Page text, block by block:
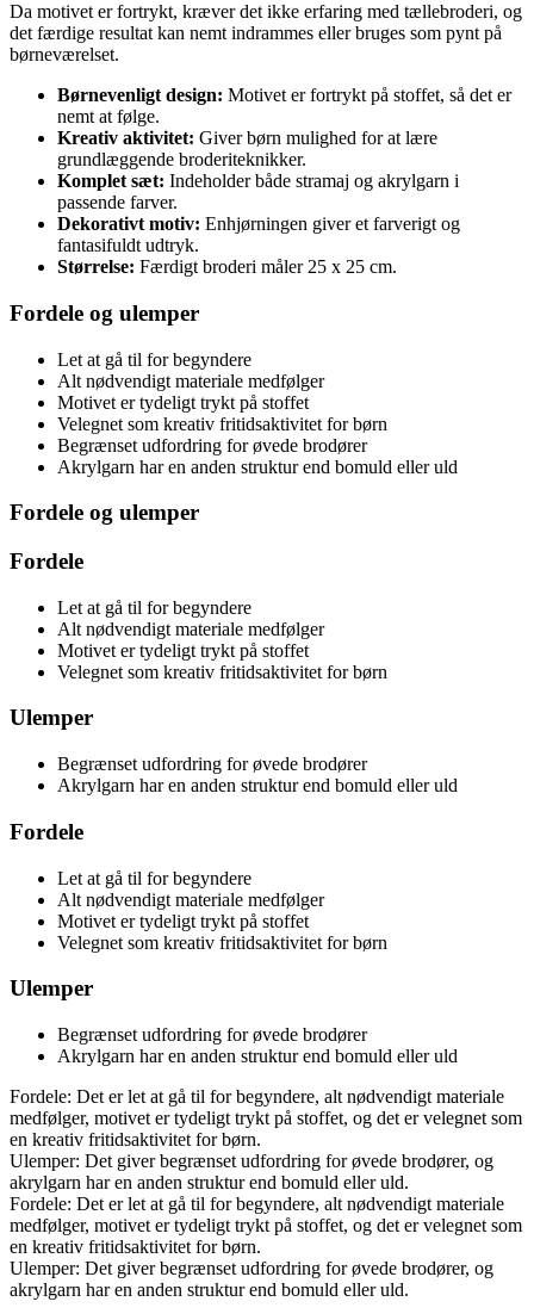
Da motivet er fortrykt, kræver det ikke erfaring med tællebroderi, og
det færdige resultat kan nemt indrammes eller bruges som pynt på
børneværelset.
Børnevenligt design: Motivet er fortrykt på stoffet, så det er
nemt at følge.
Kreativ aktivitet: Giver børn mulighed for at lære
grundlæggende broderiteknikker.
Komplet sæt: Indeholder både stramaj og akrylgarn i
passende farver.
Dekorativt motiv: Enhjørningen giver et farverigt og
fantasifuldt udtryk.
Størrelse: Færdigt broderi måler 25 x 25 cm.
Fordele og ulemper
Let at gå til for begyndere
Alt nødvendigt materiale medfølger
Motivet er tydeligt trykt på stoffet
Velegnet som kreativ fritidsaktivitet for børn
Begrænset udfordring for øvede brodører
Akrylgarn har en anden struktur end bomuld eller uld
Fordele og ulemper
Fordele
Let at gå til for begyndere
Alt nødvendigt materiale medfølger
Motivet er tydeligt trykt på stoffet
Velegnet som kreativ fritidsaktivitet for børn
Ulemper
Begrænset udfordring for øvede brodører
Akrylgarn har en anden struktur end bomuld eller uld
Fordele
Let at gå til for begyndere
Alt nødvendigt materiale medfølger
Motivet er tydeligt trykt på stoffet
Velegnet som kreativ fritidsaktivitet for børn
Ulemper
Begrænset udfordring for øvede brodører
Akrylgarn har en anden struktur end bomuld eller uld
Fordele: Det er let at gå til for begyndere, alt nødvendigt materiale
medfølger, motivet er tydeligt trykt på stoffet, og det er velegnet som
en kreativ fritidsaktivitet for børn.
Ulemper: Det giver begrænset udfordring for øvede brodører, og
akrylgarn har en anden struktur end bomuld eller uld.
Fordele: Det er let at gå til for begyndere, alt nødvendigt materiale
medfølger, motivet er tydeligt trykt på stoffet, og det er velegnet som
en kreativ fritidsaktivitet for børn.
Ulemper: Det giver begrænset udfordring for øvede brodører, og
akrylgarn har en anden struktur end bomuld eller uld.